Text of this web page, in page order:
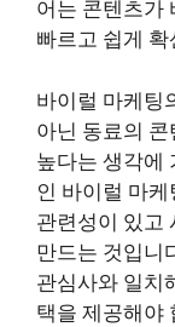
어는 콘텐츠가
빠르고 쉽게
바이럴 마케팅
아닌 동료의
높다는 생각에
인 바이럴 마
관련성이 있고
만드는 것입니
관심사와 일치
택을 제공해야